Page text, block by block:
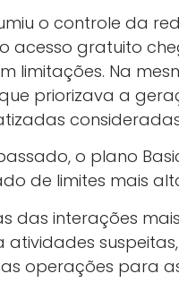
o controle da
o acesso gratuito
limitações. Na
priorizava a
o plano
de limites mais
das interações
operações para